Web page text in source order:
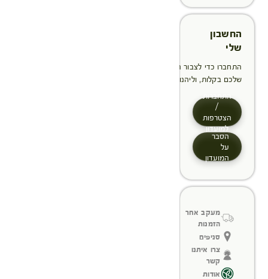
החשבון
שלי
התחברו כדי לצבור הטבות, לנהל ולעקוב אחר ההזמנות
שלכם בקלות, וליהנות מתהליך תשלום מהיר יותר
התחברות
/
הצטרפות
למועדון
הסבר
על
המועדון
מעקב אחר
הזמנות
סניפים
צרו איתנו
קשר
אודות